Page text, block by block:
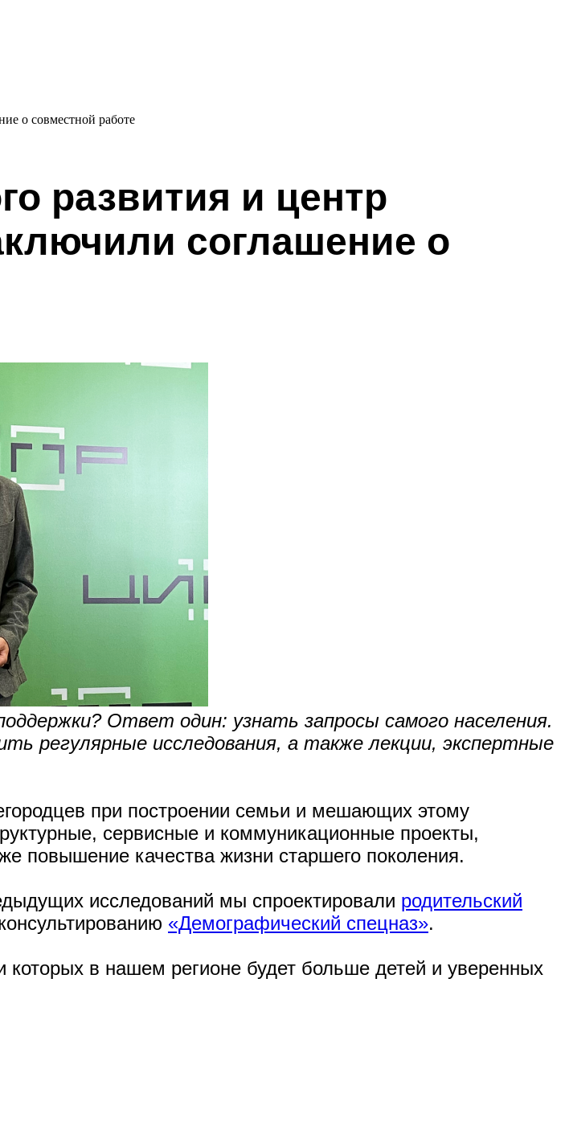
о совместной работе
развития и центр
соглашение о
Ответ один: узнать запросы самого населения.
регулярные исследования, а также лекции, экспертные
при построении семьи и мешающих этому
сервисные и коммуникационные проекты,
повышение качества жизни старшего поколения.
исследований мы спроектировали родительский
«Демографический спецназ».
в нашем регионе будет больше детей и уверенных